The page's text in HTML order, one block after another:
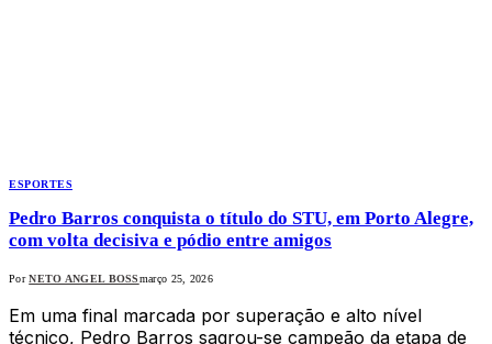
ESPORTES
Pedro Barros conquista o título do STU, em Porto Alegre,
com volta decisiva e pódio entre amigos
Por NETO ANGEL BOSSmarço 25, 2026
Em uma final marcada por superação e alto nível
técnico, Pedro Barros sagrou-se campeão da etapa de